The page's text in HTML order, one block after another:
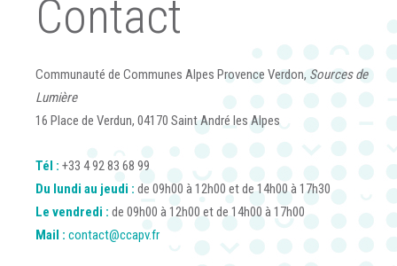
Contact
Communauté de Communes Alpes Provence Verdon,Sources de
Lumière
16 Place de Verdun, 04170 Saint André les Alpes
Tél : +33 4 92 83 68 99
Du lundi au jeudi : de 09h00 à 12h00 et de 14h00 à 17h30
Le vendredi : de 09h00 à 12h00 et de 14h00 à 17h00
Mail : contact@ccapv.fr